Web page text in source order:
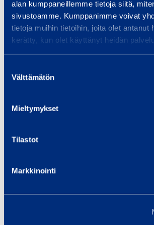
alan kumppaneillemme tietoja siitä,
sivustoamme. Kumppanimme voivat
tietoja muihin tietoihin, joita olet antanut
kerätty, kun olet käyttänyt heidän
valinta
Välttämätön
Mieltymykset
Tilastot
Markkinointi
-
X
Talon rakentaminen
Pientalon rakentaminen on
projekti, jossa oikeat
Lue lisää
Koulutukset